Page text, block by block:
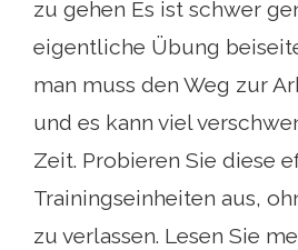
zu gehen Es ist schwer
eigentliche Übung
man muss den Weg zur
und es kann viel
Zeit. Probieren Sie diese
Trainingseinheiten aus,
zu verlassen. Lesen Sie